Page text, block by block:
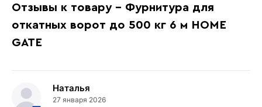
Отзывы к товару - Фурнитура для
откатных ворот до 500 кг 6 м HOME
GATE
Наталья
27 января 2026